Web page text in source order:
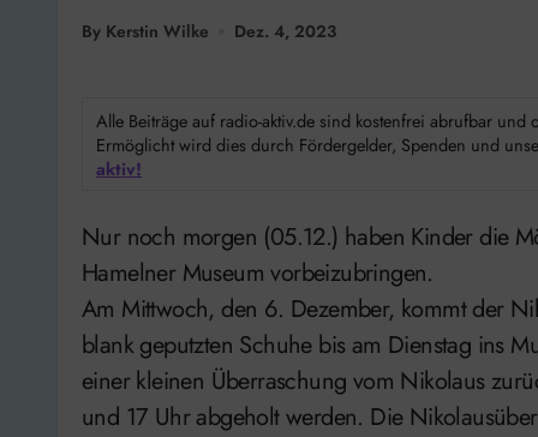
By Kerstin Wilke Dez. 4, 2023
Alle Beiträge auf radio-aktiv.de sind kostenfrei abrufbar
Ermöglicht wird dies durch Fördergelder, Spenden und
aktiv!
Nur noch morgen (05.12.) haben Kinder die Möglichkeit ihre Schuhe für den Nikolaus-Besuch im
Hamelner Museum vorbeizubringen.
Am Mittwoch, den 6. Dezember, kommt der
blank geputzten Schuhe bis am Dienstag ins
einer kleinen Überraschung vom Nikolaus
und 17 Uhr abgeholt werden. Die